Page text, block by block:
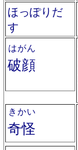
ほっぽりだ
す
破顔
はがん
奇怪
きかい